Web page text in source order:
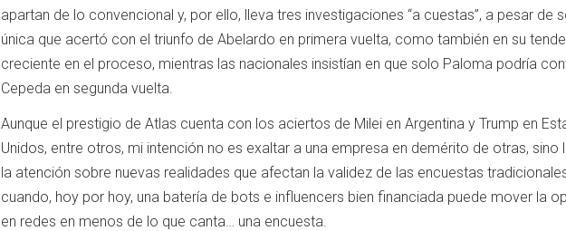
apartan de lo convencional y, por ello, lleva tres investigaciones “a cuestas”, a pesar de
única que acertó con el triunfo de Abelardo en primera vuelta, como también en su
creciente en el proceso, mientras las nacionales insistían en que solo Paloma podría
Cepeda en segunda vuelta.
Aunque el prestigio de Atlas cuenta con los aciertos de Milei en Argentina y Trump en
Unidos, entre otros, mi intención no es exaltar a una empresa en demérito de otras, sino
la atención sobre nuevas realidades que afectan la validez de las encuestas
cuando, hoy por hoy, una batería de bots e influencers bien financiada puede mover la
en redes en menos de lo que canta… una encuesta.